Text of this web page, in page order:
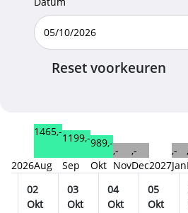
Reset voorkeuren
2026
1465,-
Aug
1199,-
Sep
989,-
Okt
,-
Nov
,-
Dec2027
,-
Jan
02
Okt
03
Okt
04
Okt
05
Okt